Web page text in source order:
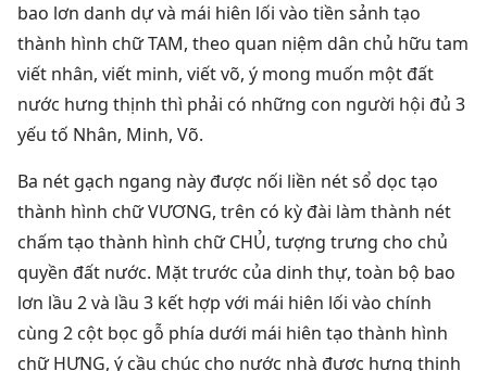
bao lơn danh dự và mái hiên lối vào tiền sảnh tạo
thành hình chữ TAM, theo quan niệm dân chủ hữu tam
viết nhân, viết minh, viết võ, ý mong muốn một đất
nước hưng thịnh thì phải có những con người hội đủ 3
yếu tố Nhân, Minh, Võ.
Ba nét gạch ngang này được nối liền nét sổ dọc tạo
thành hình chữ VƯƠNG, trên có kỳ đài làm thành nét
chấm tạo thành hình chữ CHỦ, tượng trưng cho chủ
quyền đất nước. Mặt trước của dinh thự, toàn bộ bao
lơn lầu 2 và lầu 3 kết hợp với mái hiên lối vào chính
cùng 2 cột bọc gỗ phía dưới mái hiên tạo thành hình
chữ HƯNG, ý cầu chúc cho nước nhà được hưng thịnh